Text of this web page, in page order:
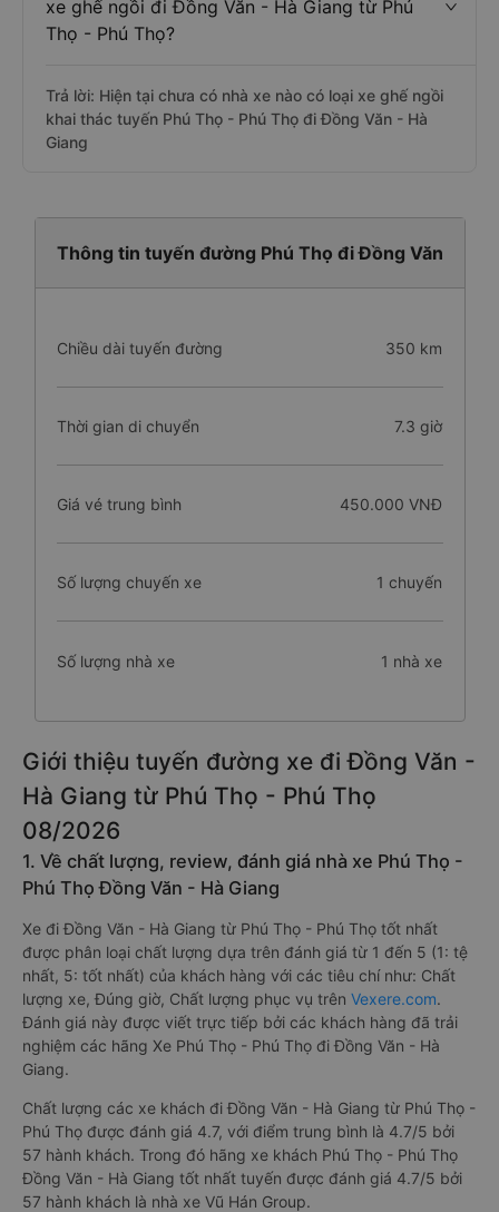
xe ghế ngồi đi Đồng Văn - Hà Giang từ Phú
Thọ - Phú Thọ?
Trả lời: Hiện tại chưa có nhà xe nào có loại xe ghế ngồi
khai thác tuyến Phú Thọ - Phú Thọ đi Đồng Văn - Hà
Giang
Thông tin tuyến đường Phú Thọ đi Đồng Văn
Chiều dài tuyến đường 350 km
Thời gian di chuyển 7.3 giờ
Giá vé trung bình 450.000 VNĐ
Số lượng chuyến xe 1 chuyến
Số lượng nhà xe 1 nhà xe
Giới thiệu tuyến đường xe đi Đồng Văn -
Hà Giang từ Phú Thọ - Phú Thọ
08/2026
1. Về chất lượng, review, đánh giá nhà xe Phú Thọ -
Phú Thọ Đồng Văn - Hà Giang
Xe đi Đồng Văn - Hà Giang từ Phú Thọ - Phú Thọ tốt nhất
được phân loại chất lượng dựa trên đánh giá từ 1 đến 5 (1: tệ
nhất, 5: tốt nhất) của khách hàng với các tiêu chí như: Chất
lượng xe, Đúng giờ, Chất lượng phục vụ trên Vexere.com.
Đánh giá này được viết trực tiếp bởi các khách hàng đã trải
nghiệm các hãng Xe Phú Thọ - Phú Thọ đi Đồng Văn - Hà
Giang.
Chất lượng các xe khách đi Đồng Văn - Hà Giang từ Phú Thọ -
Phú Thọ được đánh giá 4.7, với điểm trung bình là 4.7/5 bởi
57 hành khách. Trong đó hãng xe khách Phú Thọ - Phú Thọ
Đồng Văn - Hà Giang tốt nhất tuyến được đánh giá 4.7/5 bởi
57 hành khách là nhà xe Vũ Hán Group.